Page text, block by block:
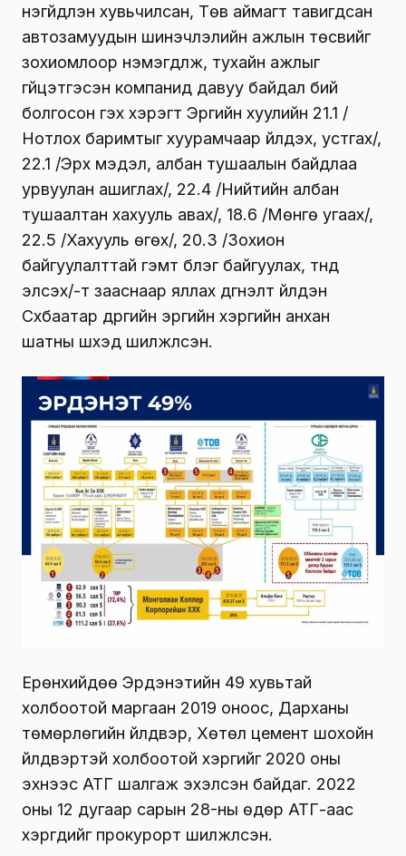
үнэгүйдүүлэн хувьчилсан, Төв аймагт тавигдсан
автозамуудын шинэчлэлийн ажлын төсвийг
зохиомлоор нэмэгдүүлж, тухайн ажлыг
гүйцэтгэсэн компанид давуу байдал бий
болгосон гэх хэрэгт Эрүүгийн хуулийн 21.1 /
Нотлох баримтыг хуурамчаар үйлдэх, устгах/,
22.1 /Эрх мэдэл, албан тушаалын байдлаа
урвуулан ашиглах/, 22.4 /Нийтийн албан
тушаалтан хахууль авах/, 18.6 /Мөнгө угаах/,
22.5 /Хахууль өгөх/, 20.3 /Зохион
байгуулалттай гэмт бүлэг байгуулах, түүнд
элсэх/-т зааснаар яллах дүгнэлт үйлдэн
Сүхбаатар дүүргийн эрүүгийн хэргийн анхан
шатны шүүхэд шилжүүлсэн.
Ерөнхийдөө Эрдэнэтийн 49 хувьтай
холбоотой маргаан 2019 оноос, Дарханы
төмөрлөгийн үйлдвэр, Хөтөл цемент шохойн
үйлдвэртэй холбоотой хэргийг 2020 оны
эхнээс АТГ шалгаж эхэлсэн байдаг. 2022
оны 12 дугаар сарын 28-ны өдөр АТГ-аас
хэргүүдийг прокурорт шилжүүлсэн.